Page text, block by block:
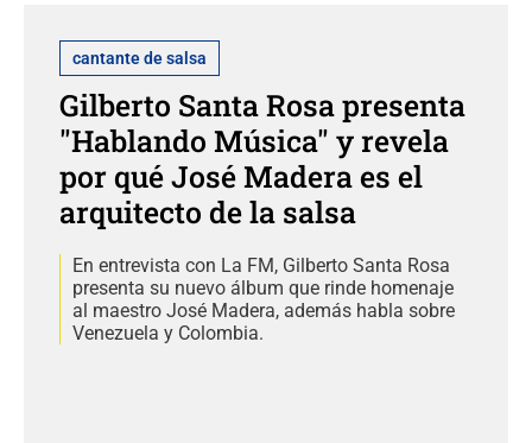
cantante de salsa
Gilberto Santa Rosa presenta
"Hablando Música" y revela
por qué José Madera es el
arquitecto de la salsa
En entrevista con La FM, Gilberto Santa Rosa
presenta su nuevo álbum que rinde homenaje
al maestro José Madera, además habla sobre
Venezuela y Colombia.